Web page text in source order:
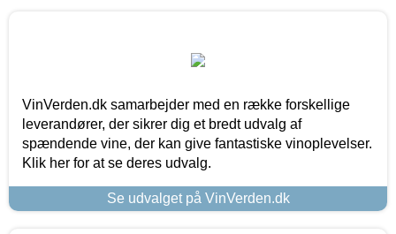
VinVerden.dk samarbejder med en række forskellige
leverandører, der sikrer dig et bredt udvalg af
spændende vine, der kan give fantastiske vinoplevelser.
Klik her for at se deres udvalg.
Se udvalget på VinVerden.dk